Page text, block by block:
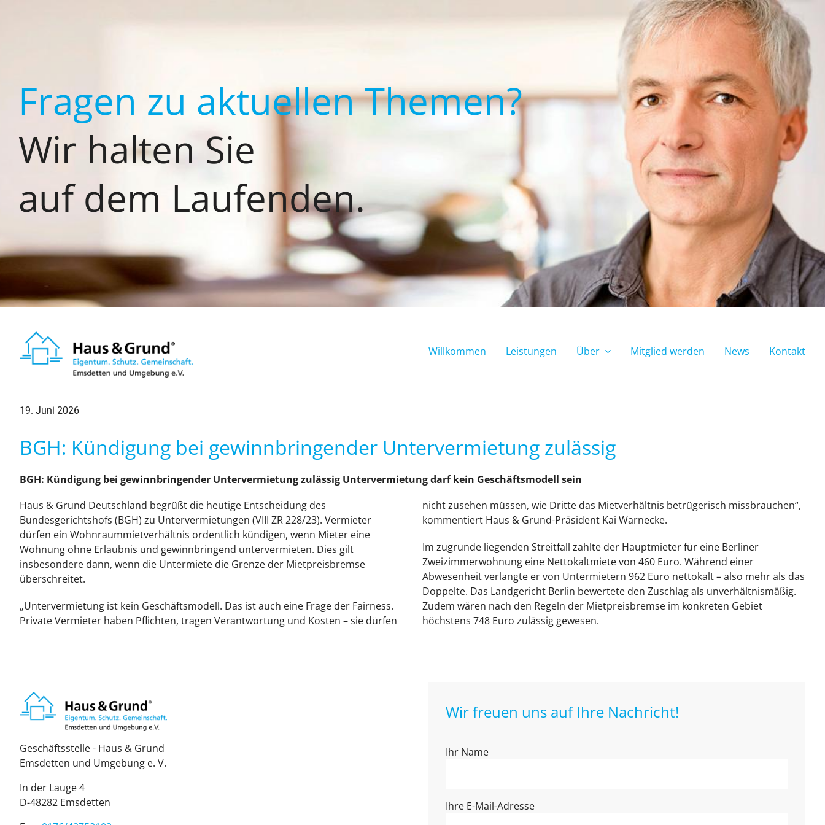
Fragen zu aktuellen Themen?
Wir halten Sie
auf dem Laufenden.
Willkommen Leistungen Über Mitglied werden News Kontakt
19. Juni 2026
BGH: Kündigung bei gewinnbringender Untervermietung zulässig
BGH: Kündigung bei gewinnbringender Untervermietung zulässig Untervermietung darf kein Geschäftsmodell sein
Haus & Grund Deutschland begrüßt die heutige Entscheidung des
Bundesgerichtshofs (BGH) zu Untervermietungen (VIII ZR 228/23). Vermieter
dürfen ein Wohnraummietverhältnis ordentlich kündigen, wenn Mieter eine
Wohnung ohne Erlaubnis und gewinnbringend untervermieten. Dies gilt
insbesondere dann, wenn die Untermiete die Grenze der Mietpreisbremse
überschreitet.
„Untervermietung ist kein Geschäftsmodell. Das ist auch eine Frage der Fairness.
Private Vermieter haben Pflichten, tragen Verantwortung und Kosten – sie dürfen
nicht zusehen müssen, wie Dritte das Mietverhältnis betrügerisch missbrauchen“,
kommentiert Haus & Grund-Präsident Kai Warnecke.
Im zugrunde liegenden Streitfall zahlte der Hauptmieter für eine Berliner
Zweizimmerwohnung eine Nettokaltmiete von 460 Euro. Während einer
Abwesenheit verlangte er von Untermietern 962 Euro nettokalt – also mehr als das
Doppelte. Das Landgericht Berlin bewertete den Zuschlag als unverhältnismäßig.
Zudem wären nach den Regeln der Mietpreisbremse im konkreten Gebiet
höchstens 748 Euro zulässig gewesen.
Geschäftsstelle - Haus & Grund
Emsdetten und Umgebung e. V.
In der Lauge 4
D-48282 Emsdetten
Wir freuen uns auf Ihre Nachricht!
Ihr Name
Ihre E-Mail-Adresse